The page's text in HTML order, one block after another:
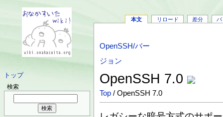
トップ
検索
本文 リロード 差分 バ
OpenSSH/バー
ジョン
OpenSSH 7.0
Top / OpenSSH 7.0